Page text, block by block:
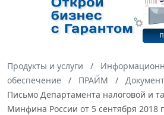
Продукты и услуги
обеспечение
ПРАЙМ
Письмо Департамента налоговой и
Минфина России от 5 сентября 2018